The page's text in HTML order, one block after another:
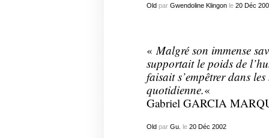
Old par Gwendoline Klingonle 20 Déc
« Malgré son immense
supportait le poids de
faisait s’empêtrer dans
quotidienne.«
Gabriel GARCIA
Oldpar Gu. le 20 Déc 2002